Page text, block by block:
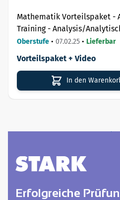
Mathematik Vorteilspaket -
Training - Analysis/
Geometrie/Stochastik
Oberstufe • 07.02.25 • Lieferbar
Vorteilspaket + Video
In den
Erfolgreiche